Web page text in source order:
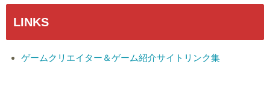
LINKS
ゲームクリエイター＆ゲーム紹介サイトリンク集